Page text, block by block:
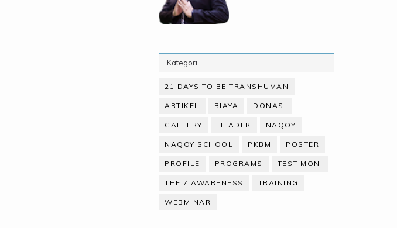
Kategori
21 DAYS TO BE TRANSHUMAN
ARTIKEL BIAYA DONASI
GALLERY HEADER NAQOY
NAQOY SCHOOL PKBM POSTER
PROFILE PROGRAMS TESTIMONI
THE 7 AWARENESS TRAINING
WEBMINAR